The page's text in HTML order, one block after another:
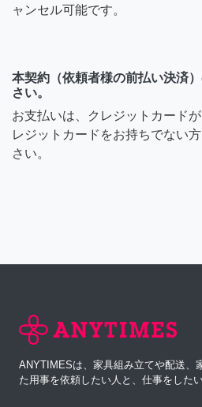
ャンセル可能です。
本契約（依頼者様の前払い決済
さい。
お支払いは、クレジットカード
レジットカードをお持ちでない
さい。
ANYTIMESは、家具組み立てや配送、
た用事を依頼したい人と、仕事をした